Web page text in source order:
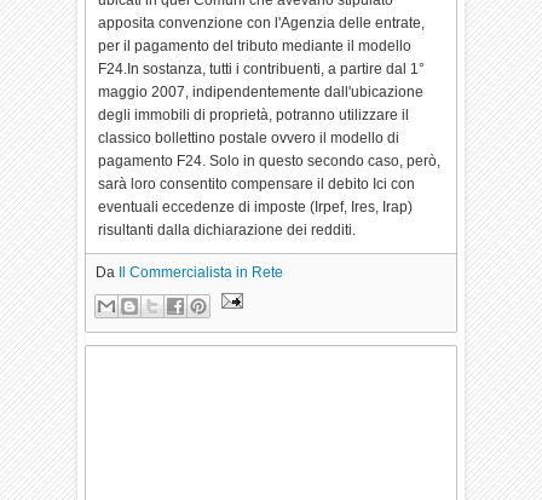
apposita convenzione con l'Agenzia delle entrate,
per il pagamento del tributo mediante il modello
F24.In sostanza, tutti i contribuenti, a partire dal 1°
maggio 2007, indipendentemente dall'ubicazione
degli immobili di proprietà, potranno utilizzare il
classico bollettino postale ovvero il modello di
pagamento F24. Solo in questo secondo caso, però,
sarà loro consentito compensare il debito Ici con
eventuali eccedenze di imposte (Irpef, Ires, Irap)
risultanti dalla dichiarazione dei redditi.
Da Il Commercialista in Rete